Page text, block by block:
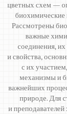
цветных схем —
биохимические
Рассмотрены
важные
соединения, их
и свойства,
с их
механизмы и
важнейших
природе. Для
и